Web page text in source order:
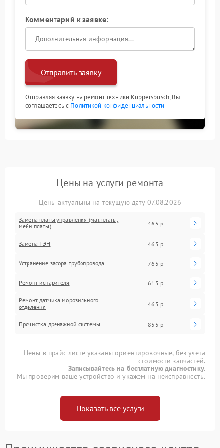
Комментарий к заявке:
Отправить заявку
Отправляя заявку на ремонт техники Kuppersbusch, Вы
соглашаетесь с Политикой конфиденциальности
Цены на услуги ремонта
Цены актуальны на текущую дату 07.08.2026
Замена платы управления (мат.платы,
мейн платы)
465 р
Замена ТЭН 465 р
Устранение засора трубопровода 765 р
Ремонт испарителя 615 р
Ремонт датчика морозильного
отделения
465 р
Прочистка дренажной системы 855 р
Цены в прайс-листе указаны ориентировочные, без учета
стоимости запчастей.
Записывайтесь на бесплатную диагностику.
Мы проверим ваше устройство и укажем на неисправность.
Показать все услуги